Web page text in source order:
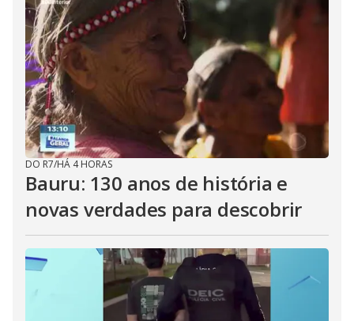
DO R7/HÁ 4 HORAS
Bauru: 130 anos de história e
novas verdades para descobrir